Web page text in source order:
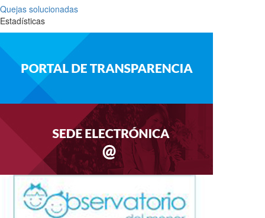
Quejas solucionadas
Estadísticas